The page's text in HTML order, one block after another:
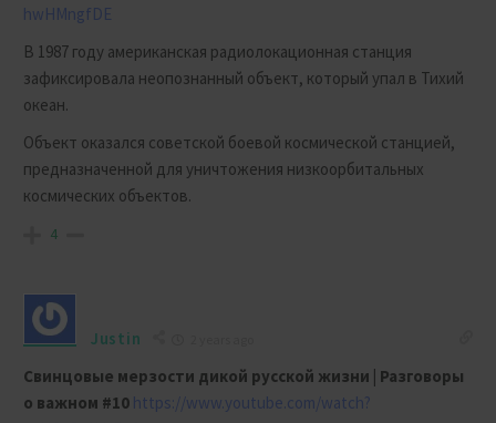
hwHMngfDE
В 1987 году американская радиолокационная станция
зафиксировала неопознанный объект, который упал в Тихий
океан.
Объект оказался советской боевой космической станцией,
предназначенной для уничтожения низкоорбитальных
космических объектов.
4
Justin
Свинцовые мерзости дикой русской жизни | Разговоры
о важном #10 https://www.youtube.com/watch?